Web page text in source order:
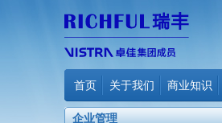
首页 关于我们 商业知识
企业管理